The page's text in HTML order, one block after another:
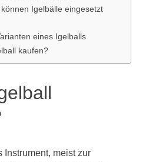
Igelbälle eingesetzt
eines Igelballs
kaufen?
Instrument, meist zur